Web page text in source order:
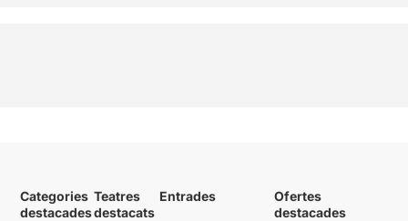
Categories
destacades
Teatres
destacats
Entrades
Ofertes
destacades